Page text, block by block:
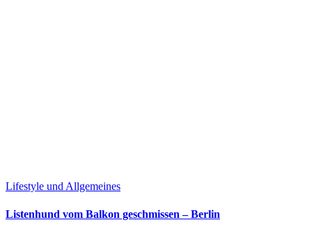
Lifestyle und Allgemeines
Listenhund vom Balkon geschmissen – Berlin